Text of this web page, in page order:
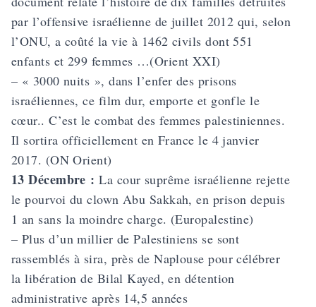
par l’offensive israélienne de juillet 2012 qui, selon
l’ONU, a coûté la vie à 1462 civils dont 551
enfants et 299 femmes …(Orient XXI)
– « 3000 nuits », dans l’enfer des prisons
israéliennes, ce film dur, emporte et gonfle le
cœur.. C’est le combat des femmes palestiniennes.
Il sortira officiellement en France le 4 janvier
2017. (ON Orient)
13 Décembre :La cour suprême israélienne rejette
le pourvoi du clown Abu Sakkah, en prison depuis
1 an sans la moindre charge. (Europalestine)
– Plus d’un millier de Palestiniens se sont
rassemblés à sira, près de Naplouse pour célébrer
la libération de Bilal Kayed, en détention
administrative après 14,5 années